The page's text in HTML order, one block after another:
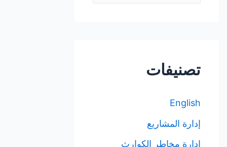
ع
تصنيفات
English
إدارة المشاريع
إدارة مخاطر الكوارث